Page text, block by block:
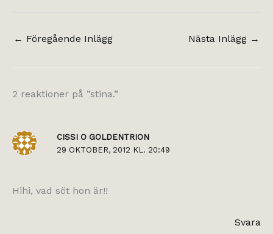
← Föregående Inlägg Nästa Inlägg →
2 reaktioner på ”stina.”
CISSI O GOLDENTRION
29 OKTOBER, 2012 KL. 20:49
Hihi, vad söt hon är!!
Svara